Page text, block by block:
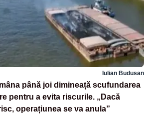
Iulian Budusan
până joi dimineață scufundarea
pentru a evita riscurile. „Dacă
operațiunea se va anula”